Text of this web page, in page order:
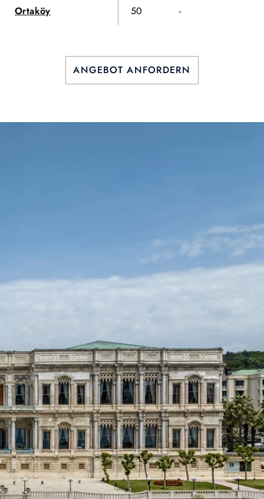
Ortaköy 50 -
ANGEBOT ANFORDERN